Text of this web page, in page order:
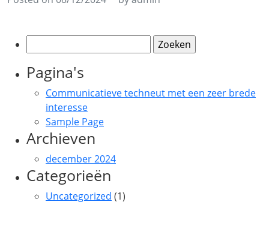
naar:
Pagina's
Communicatieve techneut met een zeer brede
interesse
Sample Page
Archieven
december 2024
Categorieën
Uncategorized (1)